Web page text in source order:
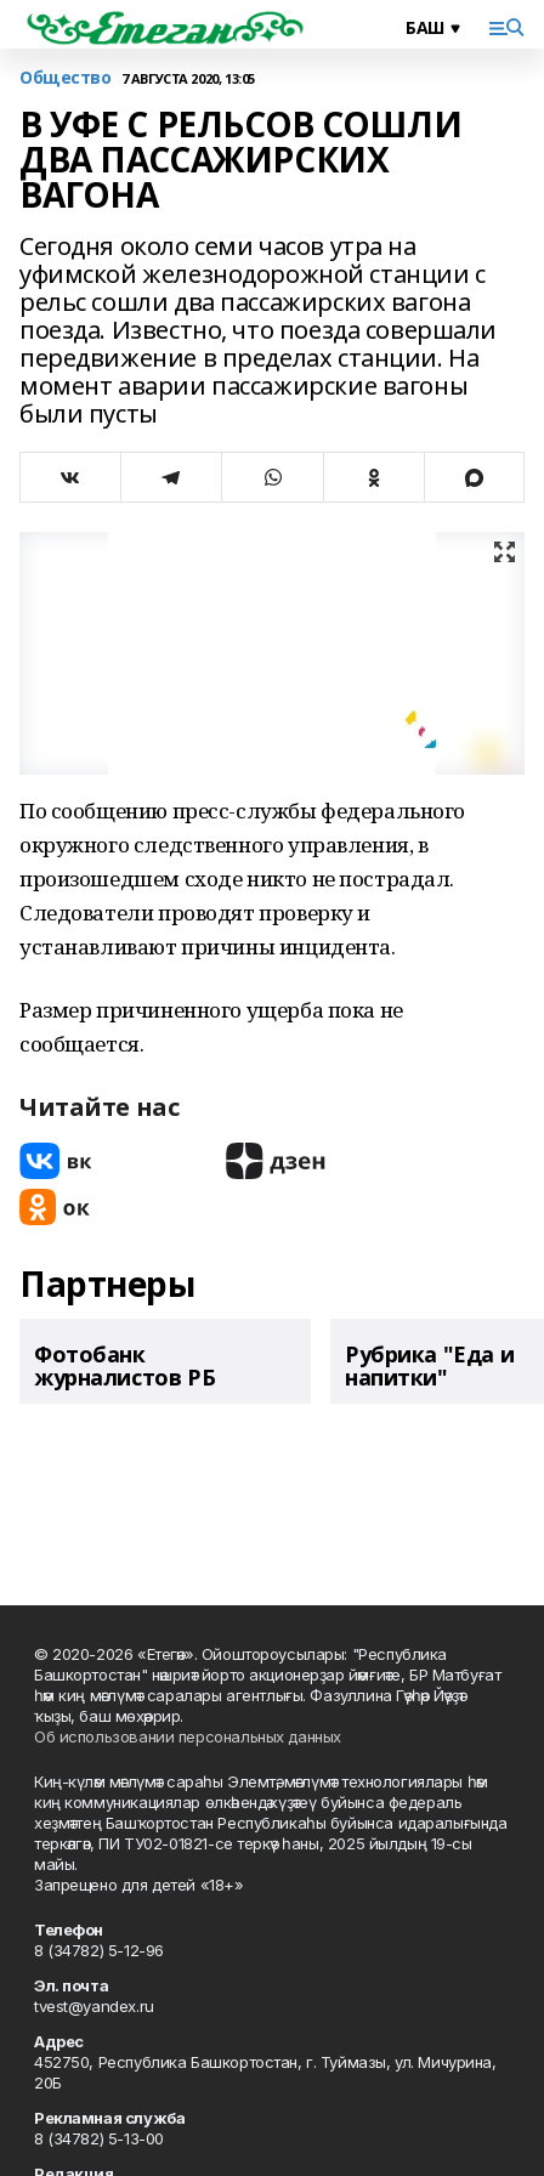
Общество 7 АВГУСТА 2020, 13:05
В УФЕ С РЕЛЬСОВ СОШЛИ
ДВА ПАССАЖИРСКИХ
ВАГОНА
Сегодня около семи часов утра на
уфимской железнодорожной станции с
рельс сошли два пассажирских вагона
поезда. Известно, что поезда совершали
передвижение в пределах станции. На
момент аварии пассажирские вагоны
были пусты
По сообщению пресс-службы федерального
окружного следственного управления, в
произошедшем сходе никто не пострадал.
Следователи проводят проверку и
устанавливают причины инцидента.
Размер причиненного ущерба пока не
сообщается.
Читайте нас
Партнеры
Фотобанк
журналистов РБ
Рубрика "Еда и
напитки"
© 2020-2026 «Етегән». Ойоштороусылары: "Республика
Башкортостан" нәшриәт йорто акционерҙар йәмғиәте, БР Матбуғат
һәм киң мәғлүмәт саралары агентлығы. Фазуллина Гәүһәр Йәүҙәт
ҡыҙы, баш мөхәррир.
Об использовании персональных данных
Киң-күләм мәғлүмәт сараһы Элемтә, мәғлүмәт технологиялары һәм
киң коммуникациялар өлкәһендә күҙәтеү буйынса федераль
хеҙмәттең Башҡортостан Республикаһы буйынса идаралығында
теркәлгән, ПИ ТУ02-01821-се теркәү һаны, 2025 йылдың 19-сы
майы.
Запрещено для детей «18+»
Телефон
8 (34782) 5-12-96
Эл. почта
tvest@yandex.ru
Адрес
452750, Республика Башкортостан, г. Туймазы, ул. Мичурина,
20Б
Рекламная служба
8 (34782) 5-13-00